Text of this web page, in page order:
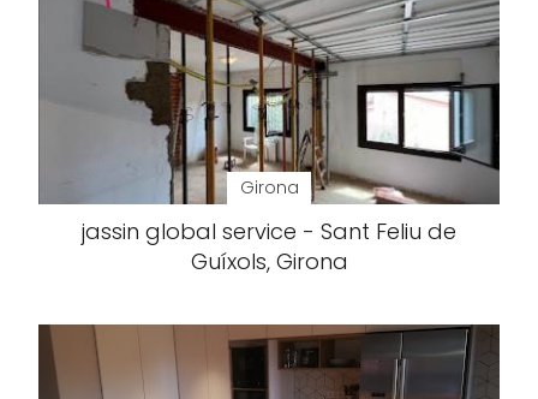
Girona
jassin global service - Sant Feliu de
Guíxols, Girona